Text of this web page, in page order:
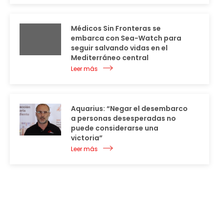
Médicos Sin Fronteras se
embarca con Sea-Watch para
seguir salvando vidas en el
Mediterráneo central
Leer más
Aquarius: “Negar el desembarco
a personas desesperadas no
puede considerarse una
victoria”
Leer más